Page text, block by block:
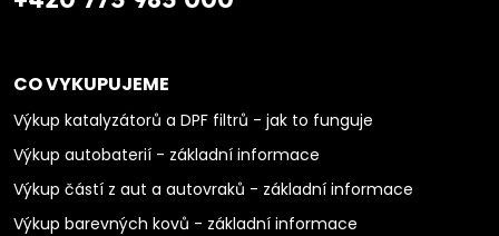
CO VYKUPUJEME
Výkup katalyzátorů a DPF filtrů - jak to funguje
Výkup autobaterií - základní informace
Výkup částí z aut a autovraků - základní informace
Výkup barevných kovů - základní informace